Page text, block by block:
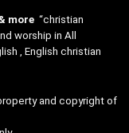
more “christian
worship in All
, English christian
and copyright of